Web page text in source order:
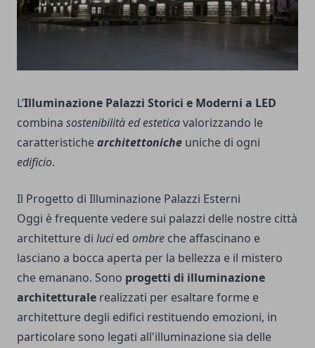
L’Illuminazione Palazzi Storici e Moderni a LED
combina sostenibilità ed esteticavalorizzando le
caratteristichearchitettoniche uniche di ogni
edificio.
Il Progetto di Illuminazione Palazzi Esterni
Oggi è frequente vedere sui palazzi delle nostre città
architetture di lucied ombre che affascinano e
lasciano a bocca aperta per la bellezza e il mistero
che emanano. Sono progetti di illuminazione
architetturale realizzati per esaltare forme e
architetture degli edifici restituendo emozioni, in
particolare sono legati all'illuminazione sia delle